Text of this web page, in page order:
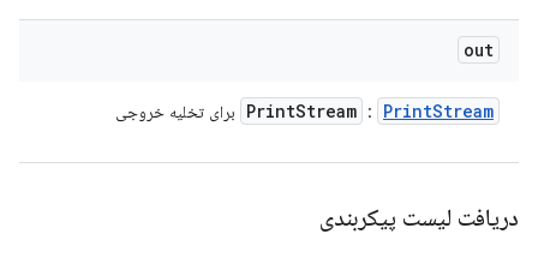
out
PrintStream : PrintStream برای تخلیه خروجی
دریافت لیست پیکربندی